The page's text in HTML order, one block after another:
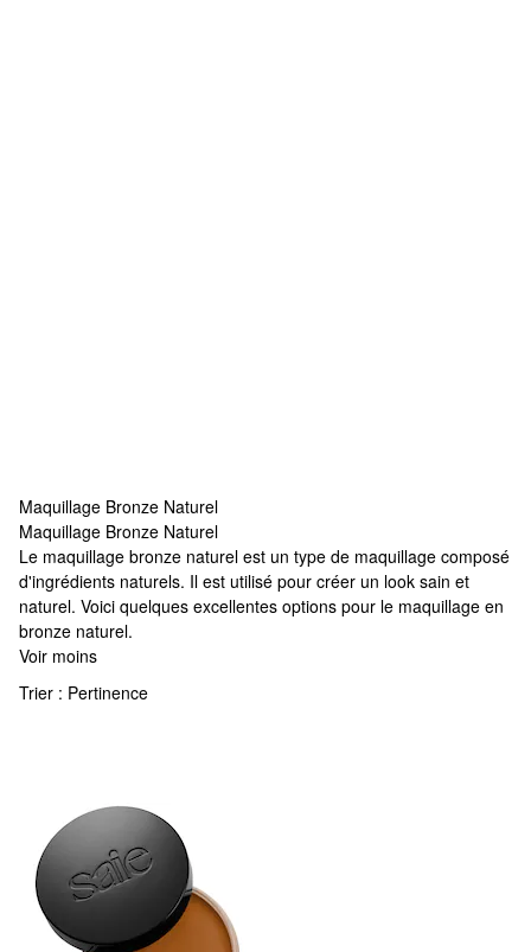
Maquillage Bronze Naturel
Maquillage Bronze Naturel
Maquillage Bronze Naturel
Le maquillage bronze naturel est un type de maquillage composé
d'ingrédients naturels. Il est utilisé pour créer un look sain et
naturel. Voici quelques excellentes options pour le maquillage en
bronze naturel.
Voir moins
Trier : Pertinence